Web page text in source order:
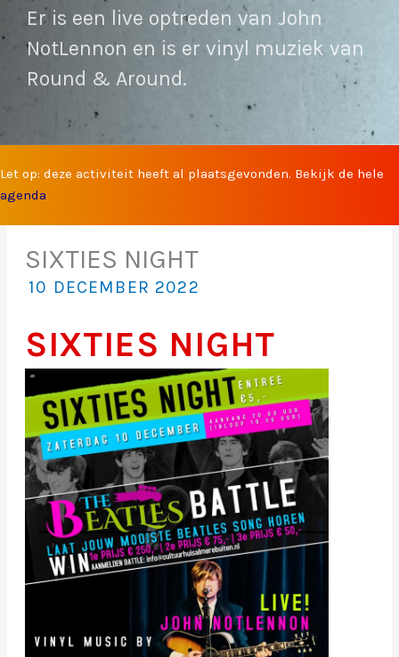
Er is een live optreden van John
NotLennon en is er vinyl muziek van
Round & Around.
Let op: deze activiteit heeft al plaatsgevonden. Bekijk de hele
agenda
SIXTIES NIGHT
10 DECEMBER 2022
SIXTIES NIGHT